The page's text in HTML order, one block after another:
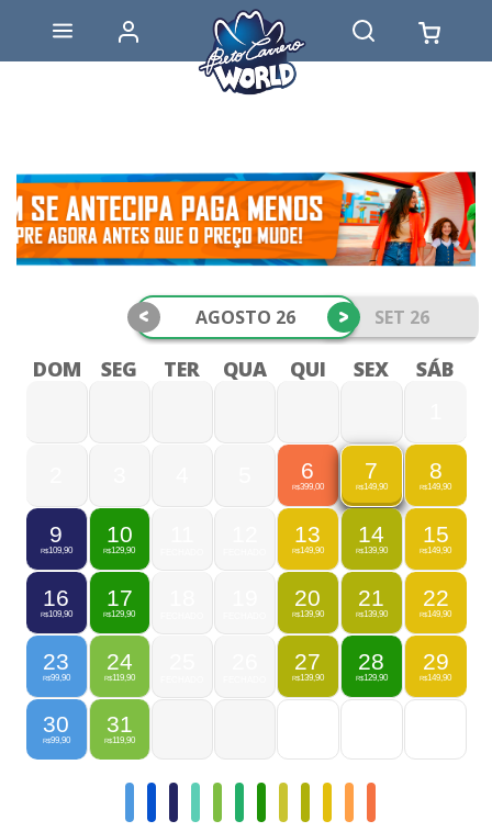
AGOSTO 26 SET 26
< >
DOM SEG TER QUA QUI SEX SÁB
6
R$399,00
7
R$149,90
8
R$149,90
9
R$109,90
10
R$129,90
13
R$149,90
14
R$139,90
15
R$149,90
16
R$109,90
17
R$129,90
20
R$139,90
21
R$139,90
22
R$149,90
23
R$99,90
24
R$119,90
27
R$139,90
28
R$129,90
29
R$149,90
30
R$99,90
31
R$119,90